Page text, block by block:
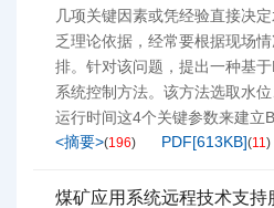
几项关键因素或凭经验直接决
乏理论依据，经常要根据现场
排。针对该问题，提出一种基
系统控制方法。该方法选取水
运行时间这4个关键参数来建立
<摘要>(196) PDF[613KB](11)
煤矿应用系统远程技术支持